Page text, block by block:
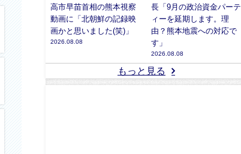
高市早苗首相の熊本視察
動画に「北朝鮮の記録映
画かと思いました(笑)」
2026.08.08
長「9月の政治資金パーテ
ィーを延期します。理
由？熊本地震への対応で
す」
2026.08.08
もっと見る